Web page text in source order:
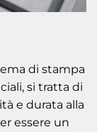
di stampa
si tratta di
e durata alla
essere un